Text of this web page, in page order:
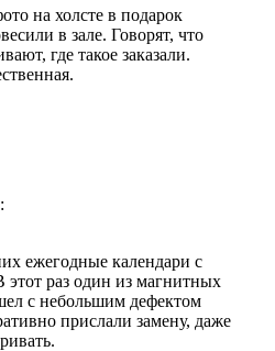
на холсте в подарок
в зале. Говорят, что
где такое заказали.
:
ежегодные календари с
раз один из магнитных
с небольшим дефектом
прислали замену, даже